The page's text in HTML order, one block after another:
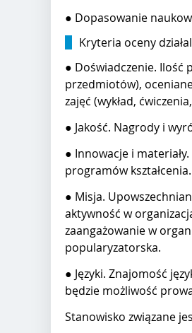
● Dopasowanie
Kryteria oceny
● Doświadczenie. Ilość
przedmiotów),
zajęć (wykład,
● Jakość. Nagrody i
● Innowacje i
programów kształcenia.
● Misja.
aktywność w
zaangażowanie w
popularyzatorska.
● Języki. Znajomość
będzie możliwość
Stanowisko związane